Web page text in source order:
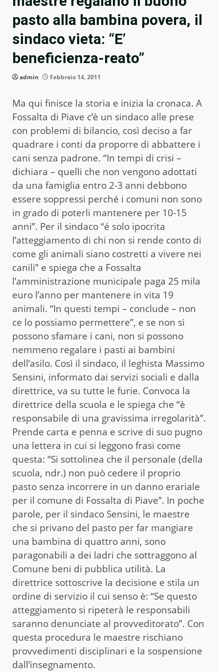
pasto alla bambina povera, il
sindaco vieta: “E’
beneficienza-reato”
admin Febbraio 14, 2011
Ma qui finisce la storia e inizia la cronaca. A
Fossalta di Piave c’è un sindaco alle prese
con problemi di bilancio, così deciso a far
quadrare i conti da proporre di abbattere i
cani senza padrone. “In tempi di crisi –
dichiara – quelli che non vengono adottati
da una famiglia entro 2-3 anni debbono
essere soppressi perché i comuni non sono
in grado di poterli mantenere per 10-15
anni”. Per il sindaco “é solo ipocrita
l’atteggiamento di chi non si rende conto di
come gli animali siano costretti a vivere nei
canili” e spiega che a Fossalta
l’amministrazione municipale paga 25 mila
euro l’anno per mantenere in vita 19
animali. “In questi tempi – conclude – non
ce lo possiamo permettere”, e se non si
possono sfamare i cani, non si possono
nemmeno regalare i pasti ai bambini
dell’asilo. Così il sindaco, il leghista Massimo
Sensini, informato dai servizi sociali e dalla
direttrice, va su tutte le furie. Convoca la
direttrice della scuola e le spiega che “è
responsabile di una gravissima irregolarità”.
Prende carta e penna e scrive di suo pugno
una lettera in cui si leggono frasi come
questa: “Si sottolinea che il personale (della
scuola, ndr.) non può cedere il proprio
pasto senza incorrere in un danno erariale
per il comune di Fossalta di Piave”. In poche
parole, per il sindaco Sensini, le maestre
che si privano del pasto per far mangiare
una bambina di quattro anni, sono
paragonabili a dei ladri che sottraggono al
Comune beni di pubblica utilità. La
direttrice sottoscrive la decisione e stila un
ordine di servizio il cui senso è: “Se questo
atteggiamento si ripeterà le responsabili
saranno denunciate al provveditorato”. Con
questa procedura le maestre rischiano
provvedimenti disciplinari e la sospensione
dall’insegnamento.